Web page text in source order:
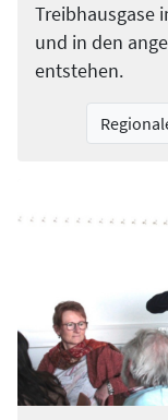
Treibhausgase
und in den
entstehen.